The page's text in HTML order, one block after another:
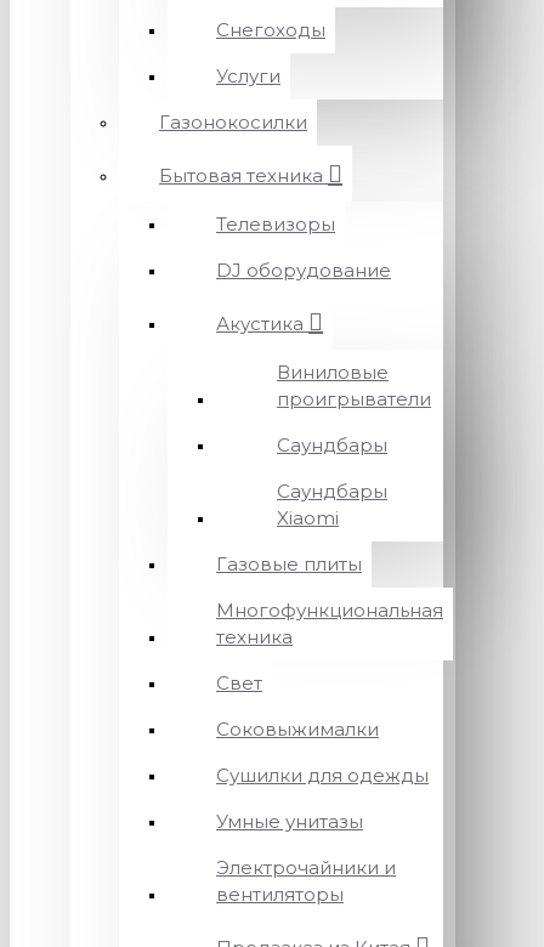
Снегоходы
Услуги
Газонокосилки
Бытовая техника
Телевизоры
DJ оборудование
Акустика
Виниловые
проигрыватели
Саундбары
Саундбары
Xiaomi
Газовые плиты
Многофункциональная
техника
Свет
Соковыжималки
Сушилки для одежды
Умные унитазы
Электрочайники и
вентиляторы